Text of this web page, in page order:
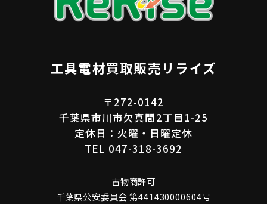
工具電材買取販売リライズ
〒272-0142
千葉県市川市欠真間2丁目1-25
定休日：火曜・日曜定休
TEL 047-318-3692
古物商許可
千葉県公安委員会 第441430000604号